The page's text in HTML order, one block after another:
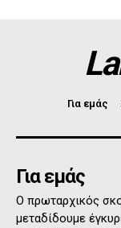
Για εμάς
Για εμάς
Ο πρωταρχικός
μεταδίδουμε